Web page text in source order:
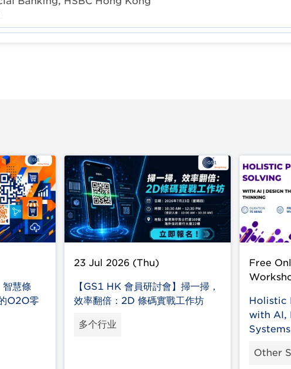
智慧條
O2O零
23 Jul 2026 (Thu)
【GS1 HK 會員研討會】掃一掃，
效率翻倍：2D 條碼實戰工作坊
多个行业
Free
Holistic
with AI,
Other